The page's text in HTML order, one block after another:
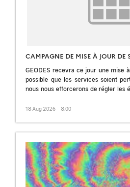
CAMPAGNE DE MISE À JOUR DE
GEODES recevra ce jour une mise
possible que les services soient
nous nous efforcerons de régler les
18 Aug 2026 – 8:00